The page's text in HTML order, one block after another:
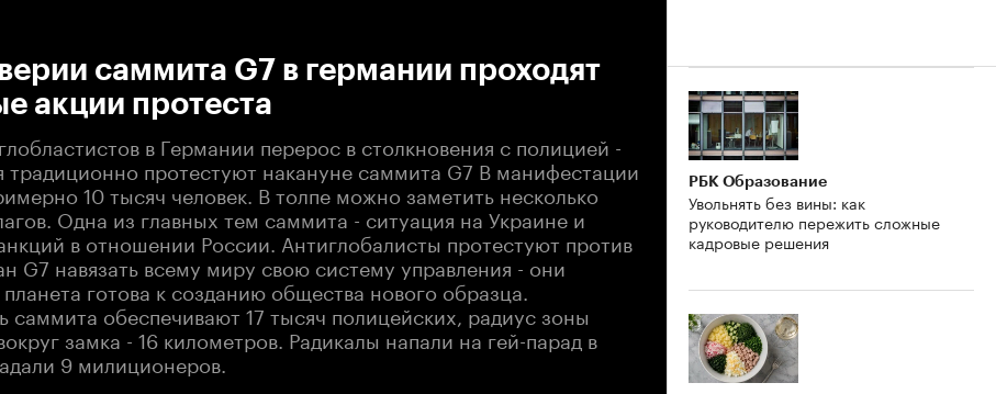
саммита G7 в германии проходят
акции протеста
в Германии перерос в столкновения с полицией -
традиционно протестуют накануне саммита G7 В манифестации
10 тысяч человек. В толпе можно заметить несколько
Одна из главных тем саммита - ситуация на Украине и
в отношении России. Антиглобалисты протестуют против
G7 навязать всему миру свою систему управления - они
готова к созданию общества нового образца.
саммита обеспечивают 17 тысяч полицейских, радиус зоны
замка - 16 километров. Радикалы напали на гей-парад в
9 милиционеров.
РБК Образование
Увольнять без вины: как
руководителю пережить сложные
кадровые решения